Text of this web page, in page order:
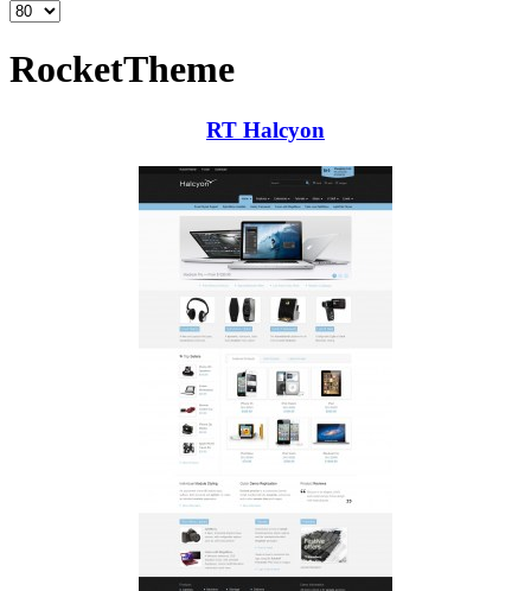
RocketTheme
RT Halcyon